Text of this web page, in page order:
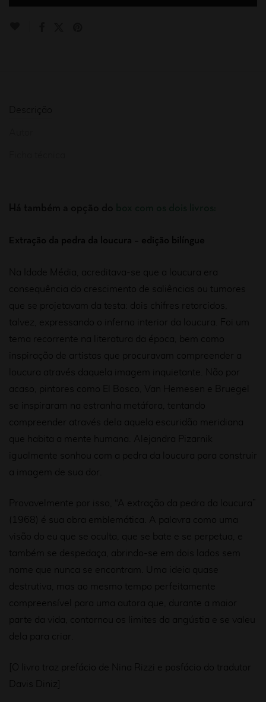
Extração da pedra da loucura – edição bilíngue
Na Idade Média, acreditava-se que a loucura era
consequência do crescimento de saliências ou tumores
que se projetavam da testa: dois chifres retorcidos,
talvez, expressando o inferno interior da loucura. Foi um
tema recorrente na literatura da época, bem como
inspiração de artistas que procuravam compreender a
loucura através daquela imagem inquietante. Não por
acaso, pintores como El Bosco, Van Hemesen e Bruegel
se inspiraram na estranha metáfora, tentando
compreender através dela aquela escuridão meridiana
que habita a mente humana. Alejandra Pizarnik
igualmente sonhou com a pedra da loucura para construir
a imagem de sua dor.
Provavelmente por isso, “A extração da pedra da loucura”
(1968) é sua obra emblemática. A palavra como uma
visão do eu que se oculta, que se bate e se perpetua, e
também se despedaça, abrindo-se em dois lados sem
nome que nunca se encontram. Uma ideia quase
destrutiva, mas ao mesmo tempo perfeitamente
compreensível para uma autora que, durante a maior
parte da vida, contornou os limites da angústia e se valeu
dela para criar.
[O livro traz prefácio de Nina Rizzi e posfácio do tradutor
Davis Diniz]